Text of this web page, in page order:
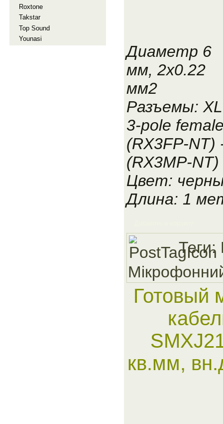
Roxtone
Takstar
Top Sound
Younasi
Диаметр 6
мм, 2x0.22
мм2
Разъемы:
3-pole
(RX3FP-NT)
(RX3MP-NT)
Цвет:
Длина: 1
Теги:
Готовый
кв.мм,